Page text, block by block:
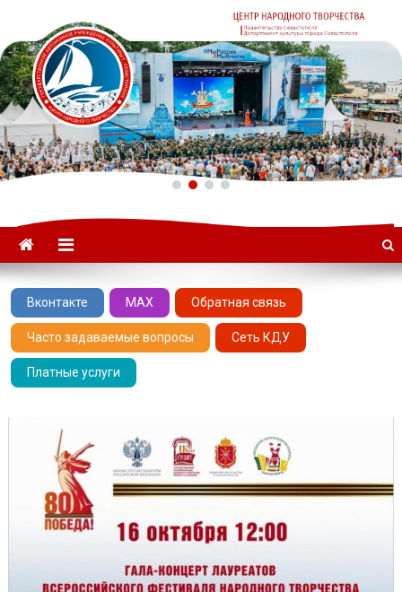
ГАУК «ЦНТ» –
Севастопольский Центр
народного творчества
Вконтакте MAX Обратная связь
Часто задаваемые вопросы Сеть КДУ
Платные услуги